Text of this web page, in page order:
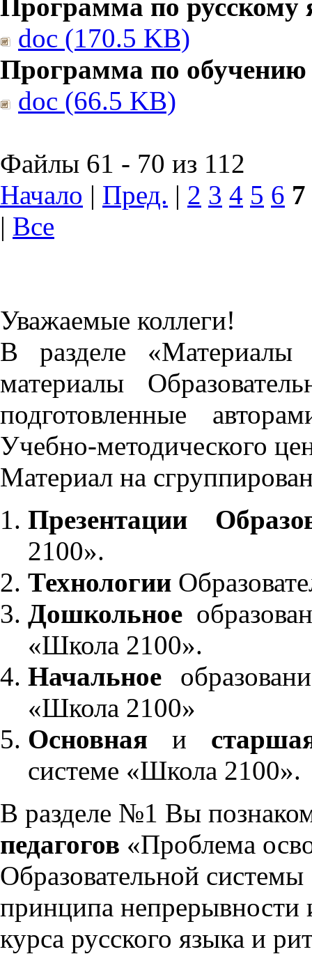
Программа по русскому
doc (170.5 KB)
Программа по обучению
doc (66.5 KB)
Файлы 61 - 70 из 112
Начало | Пред. | 2 3 4 5 6 7
| Все
Уважаемые коллеги!
В разделе «Материалы
материалы
подготовленные
Учебно-методического
Материал на
Презентации
2100».
Технологии
Дошкольное
«Школа 2100».
Начальное
«Школа 2100»
Основнаяи
системе «Школа 2100».
В разделе №1 Вы
педагогов «Проблема
Образовательной
принципа непрерывности
курса русского языка и